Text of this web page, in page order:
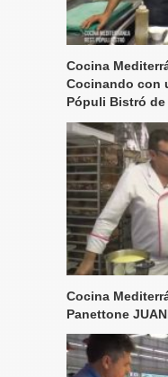
Cocina
Cocinando con
Pópuli Bistró
Cocina
Panettone